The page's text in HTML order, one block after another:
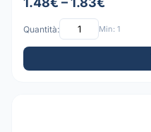
Quantità: Min: 1